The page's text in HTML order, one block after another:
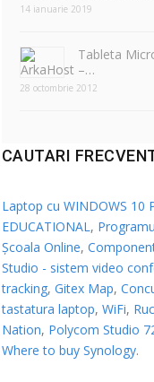
14 ianuarie 2019
Tableta
–…
28 octombrie 2012
CAUTARI
Laptop cu WINDOWS 10
EDUCATIONAL ,
Școala Online,
Studio - sistem video
tracking, Gitex Map,
tastatura laptop, WiFi,
Nation, Polycom Studio
Where to buy Synology.